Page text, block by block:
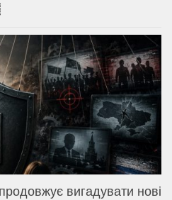
вигадувати нові